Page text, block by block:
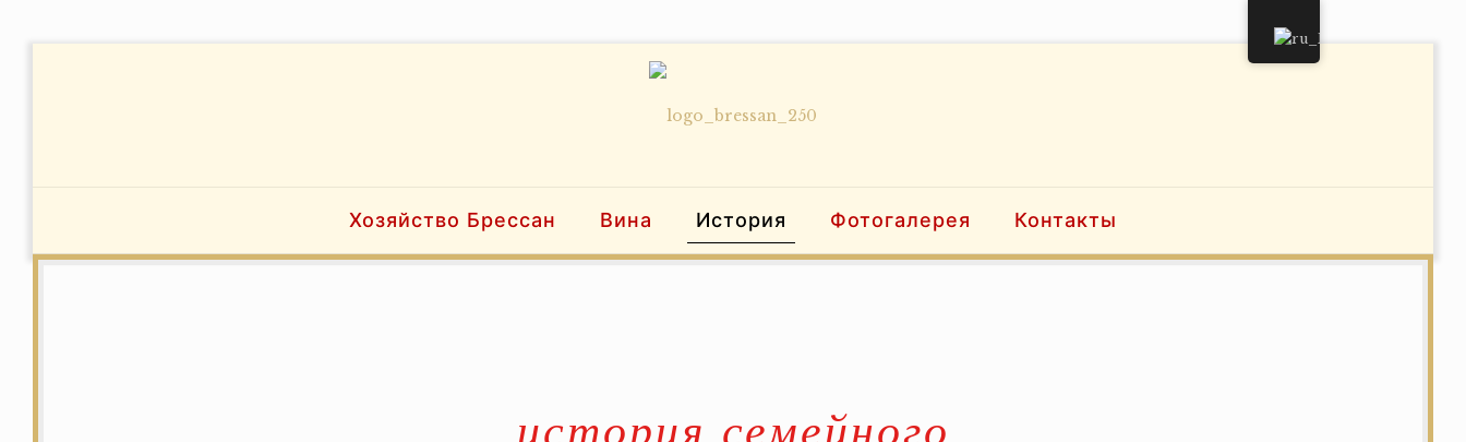
Хозяйство Брессан Вина История Фотогалерея Контакты
история семейного